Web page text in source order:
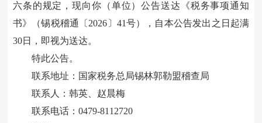
六条的规定，现向你（单位）公告送达《税务事项通知
书》（锡税稽通〔 2026〕 41号），自本公告发出之日起满
30日，即视为送达。
特此公告。
联系地址：国家税务总局锡林郭勒盟稽查局
联系人：韩英、赵晨梅
联系电话： 0479-8112720